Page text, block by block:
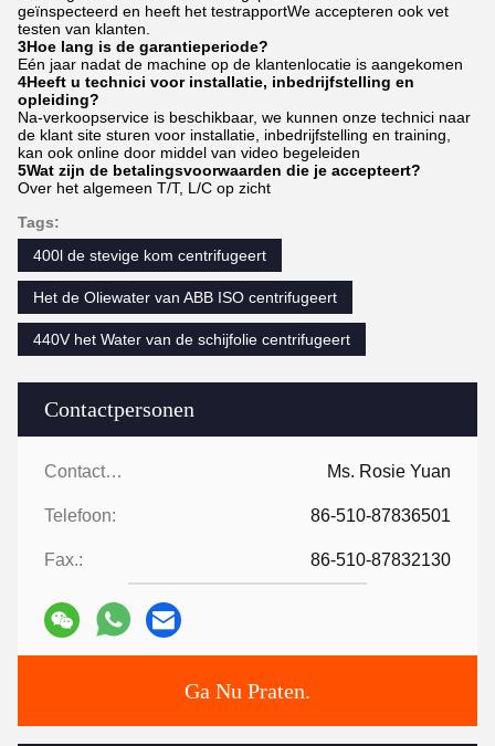
Contactpersonen
Contactpersonen: Ms. Rosie Yuan
Telefoon: 86-510-87836501
Fax.: 86-510-87832130
Ga Nu Praten.
geïnspecteerd en heeft het testrapportWe accepteren ook vet
testen van klanten.
3Hoe lang is de garantieperiode?
Eén jaar nadat de machine op de klantenlocatie is aangekomen
4Heeft u technici voor installatie, inbedrijfstelling en
opleiding?
Na-verkoopservice is beschikbaar, we kunnen onze technici naar
de klant site sturen voor installatie, inbedrijfstelling en training,
kan ook online door middel van video begeleiden
5Wat zijn de betalingsvoorwaarden die je accepteert?
Over het algemeen T/T, L/C op zicht
Tags:
400l de stevige kom centrifugeert
Het de Oliewater van ABB ISO centrifugeert
440V het Water van de schijfolie centrifugeert